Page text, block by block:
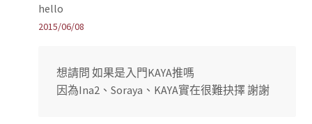
hello
2015/06/08
想請問 如果是入門KAYA推嗎
因為Ina2、Soraya、KAYA實在很難抉擇 謝謝